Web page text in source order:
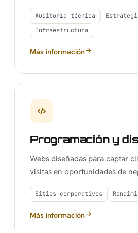
Auditoría técnica
Infraestructura
Más información
sobre Consultoría Informática
Programación y
Webs diseñadas para captar
visitas en oportunidades de
Sitios corporativos
Más información
sobre Programación y diseño web